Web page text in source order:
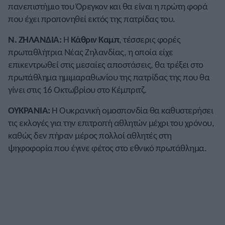
πανεπιστήμιο του Όρεγκον και θα είναι η πρώτη φορά
που έχει προπονηθεί εκτός της πατρίδας του.
Ν. ΖΗΛΑΝΔΙΑ: Η Κάθριν Καμπ, τέσσερις φορές
πρωταθλήτρια Νέας Ζηλανδίας, η οποία είχε
επικεντρωθεί στις μεσαίες αποστάσεις, θα τρέξει στο
πρωτάθλημα ημιμαραθωνίου της πατρίδας της που θα
γίνει στις 16 Οκτωβρίου στο Κέμπριτζ.
ΟΥΚΡΑΝΙΑ: Η Ουκρανική ομοσπονδία θα καθυστερήσει
τις εκλογές για την επιτροπή αθλητών μέχρι του χρόνου,
καθώς δεν πήραν μέρος πολλοί αθλητές στη
ψηφοφορία που έγινε φέτος στο εθνικό πρωτάθλημα.